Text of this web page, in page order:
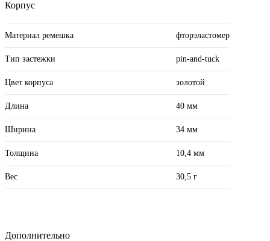
Корпус
Материал ремешка фторэластомер
Тип застежки pin-and-tuck
Цвет корпуса золотой
Длина 40 мм
Ширина 34 мм
Толщина 10,4 мм
Вес 30,5 г
Дополнительно